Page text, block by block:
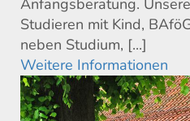
Studieren mit Kind,
neben Studium, [...]
Weitere Informationen